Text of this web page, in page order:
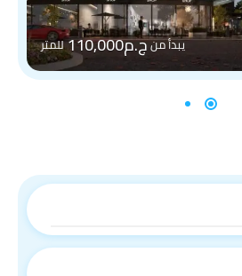
يبدأ منج.م110,000 للمتر